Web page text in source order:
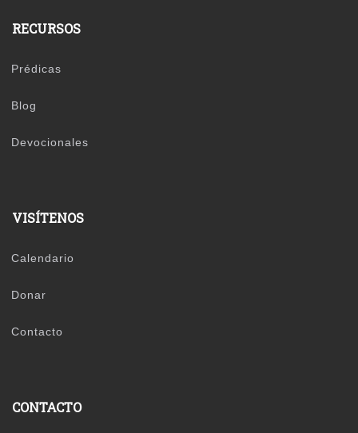
RECURSOS
Prédicas
Blog
Devocionales
VISÍTENOS
Calendario
Donar
Contacto
CONTACTO